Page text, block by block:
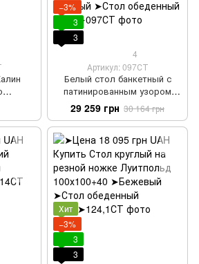
−3%
3
3
4
Артикул: 097СТ
Белый стол банкетный с
патинированным узором
раскладной 200х100+40+40
Казимир
29 259 грн 30 164 грн
Хит
−3%
3
3